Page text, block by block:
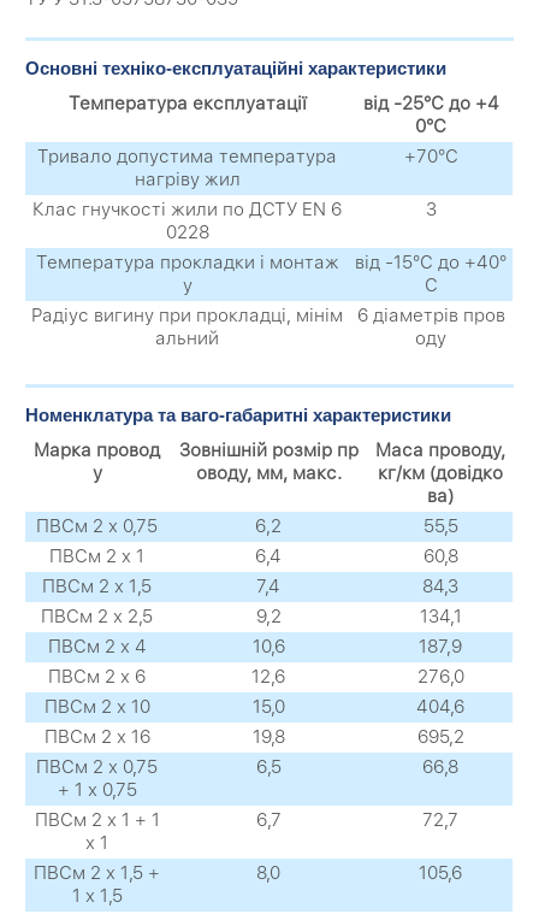
Основні техніко-експлуатаційні характеристики
Температура експлуатації
від -25°С до +4
0°С
Тривало допустима температура
нагріву жил
+70°С
Клас гнучкості жили по ДСТУ EN 6
0228
3
Температура прокладки і монтаж
у
від -15°С до +40°
С
Радіус вигину при прокладці, мінім
альний
6 діаметрів пров
оду
Номенклатура та ваго-габаритні характеристики
Марка провод
у
Зовнішній розмір пр
оводу, мм, макс.
Маса проводу,
кг/км (довідко
ва)
ПВСм 2 х 0,75
6,2
55,5
ПВСм 2 х 1
6,4
60,8
ПВСм 2 х 1,5
7,4
84,3
ПВСм 2 х 2,5
9,2
134,1
ПВСм 2 х 4
10,6
187,9
ПВСм 2 х 6
12,6
276,0
ПВСм 2 х 10
15,0
404,6
ПВСм 2 х 16
19,8
695,2
ПВСм 2 х 0,75
+ 1 х 0,75
6,5 66,8
ПВСм 2 х 1 + 1
х 1
6,7 72,7
ПВСм 2 х 1,5 +
1 х 1,5
8,0 105,6